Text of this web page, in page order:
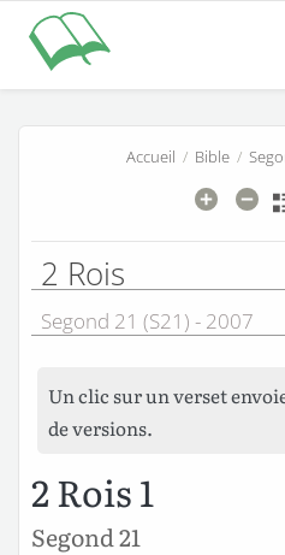
Accueil / Bible /
2 Rois
Segond 21 (S21) - 2007
Un clic sur un verset
de versions.
2 Rois 1
Segond 21